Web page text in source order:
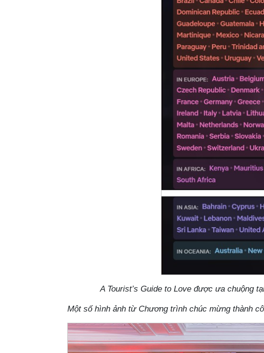
A Tourist’s Guide to Love được ưa chuộng
Một số hình ảnh từ Chương trình chúc mừng thành